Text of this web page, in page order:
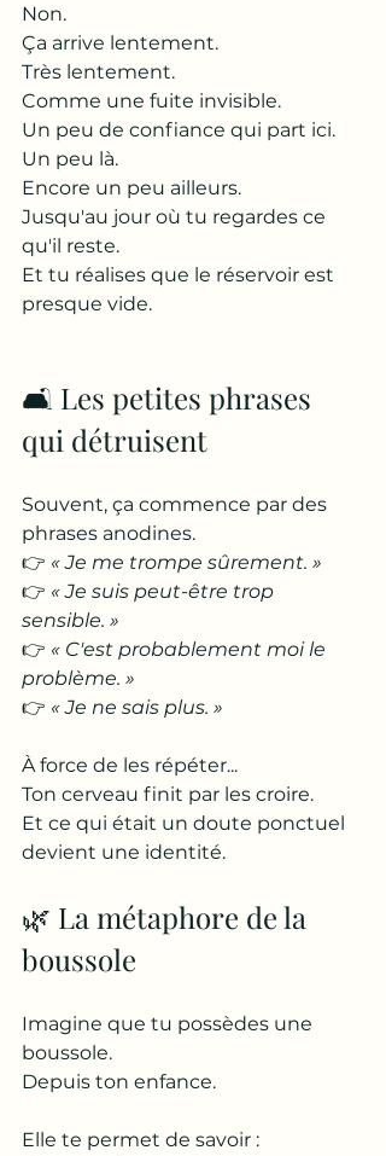
Non.
Ça arrive lentement.
Très lentement.
Comme une fuite invisible.
Un peu de confiance qui part ici.
Un peu là.
Encore un peu ailleurs.
Jusqu'au jour où tu regardes ce
qu'il reste.
Et tu réalises que le réservoir est
presque vide.
🛋️ Les petites phrases
qui détruisent
Souvent, ça commence par des
phrases anodines.
👉 « Je me trompe sûrement. »
👉 « Je suis peut-être trop
sensible. »
👉 « C'est probablement moi le
problème. »
👉 « Je ne sais plus. »
À force de les répéter...
Ton cerveau finit par les croire.
Et ce qui était un doute ponctuel
devient une identité.
🌿 La métaphore de la
boussole
Imagine que tu possèdes une
boussole.
Depuis ton enfance.
Elle te permet de savoir :